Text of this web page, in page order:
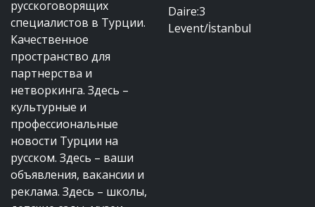
русскоговорящих
специалистов в Турции.
Качественное
пространство для
партнерства и
нетворкинга. Здесь –
культурные и
профессиональные
новости Турции на
русском. Здесь – ваши
объявления, вакансии и
реклама. Здесь – школы,
Daire:3
Levent/İstanbul